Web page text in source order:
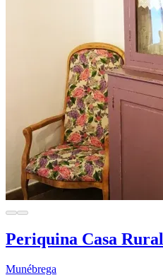
Periquina Casa Rural
Munébrega